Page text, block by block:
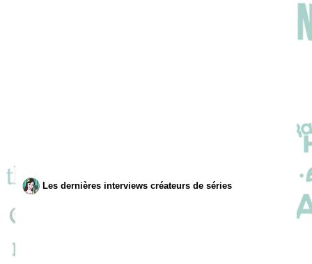
Les dernières interviews créateurs de séries